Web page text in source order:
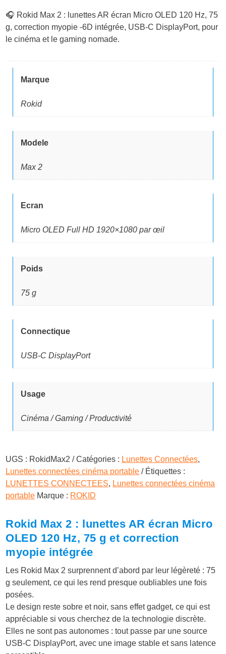
🎧 Rokid Max 2 : lunettes AR écran Micro OLED 120 Hz, 75
g, correction myopie -6D intégrée, USB-C DisplayPort, pour
le cinéma et le gaming nomade.
Marque
Rokid
Modele
Max 2
Ecran
Micro OLED Full HD 1920×1080 par œil
Poids
75 g
Connectique
USB-C DisplayPort
Usage
Cinéma / Gaming / Productivité
UGS : RokidMax2 Catégories : Lunettes Connectées,
Lunettes connectées cinéma portable
Étiquettes :
LUNETTES CONNECTEES, Lunettes connectées cinéma
portable Marque : ROKID
Rokid Max 2 : lunettes AR écran Micro
OLED 120 Hz, 75 g et correction
myopie intégrée
Les Rokid Max 2 surprennent d’abord par leur légèreté : 75
g seulement, ce qui les rend presque oubliables une fois
posées.
Le design reste sobre et noir, sans effet gadget, ce qui est
appréciable si vous cherchez de la technologie discrète.
Elles ne sont pas autonomes : tout passe par une source
USB-C DisplayPort, avec une image stable et sans latence